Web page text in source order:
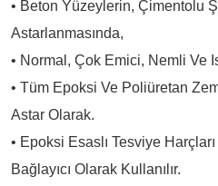
• Beton Yüzeylerin, Çimentolu
Astarlanmasında,
• Normal, Çok Emici, Nemli Ve
• Tüm Epoksi Ve Poliüretan
Astar Olarak.
• Epoksi Esaslı Tesviye
Bağlayıcı Olarak Kullanılır.